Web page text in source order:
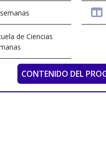
de Ciencias
CONTENIDO DEL